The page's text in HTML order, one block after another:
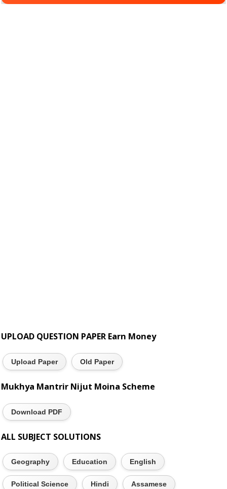
UPLOAD QUESTION PAPER Earn Money
Upload Paper Old Paper
Mukhya Mantrir Nijut Moina Scheme
Download PDF
ALL SUBJECT SOLUTIONS
Geography Education English
Political Science Hindi Assamese